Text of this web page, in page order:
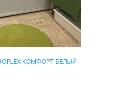
КОМФОРТ БЕЛЫЙ